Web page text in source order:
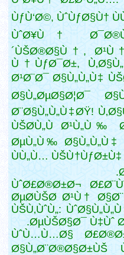
ÙƒÙ‘Ø©, ÙˆÙƒØ§Ù†
ÙˆØ¥Ù†
´ÙŠØ®Ø§Ù†,
Ù†ÙƒØ¯Ø±,
Ø¹Ø¨Ø¯ Ø§Ù„Ù„Ù‡
Ø§Ù„ØµØ§Ø¦Ø¯
Ø¨Ø§Ù„Ù„Ù‡ØŸ!
ÙŠØ­Ù„Ù Ø¹Ù„Ù‰
ØµÙ„Ù‰ Ø§Ù„Ù„Ù‡
ÙÙ„Ù…
ÙˆØ£Ø®Ø±Ø¬
ØµØ­ÙŠØ­ Ø¹Ù†
ÙŠÙ‚ÙˆÙ„:
ØµÙŠØ§Ø¯ Ù‡Ùˆ
ÙˆÙ…Ù…Ø§
Ø§Ù„Ø¨Ø®Ø§Ø±ÙŠ